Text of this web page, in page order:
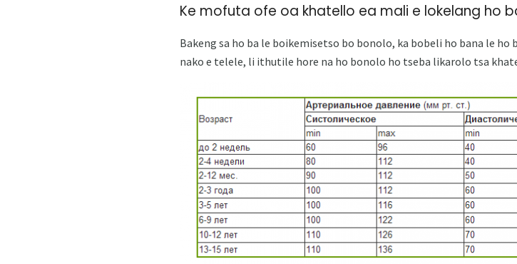
Ke mofuta ofe oa khatello ea mali e lokelang ho
Bakeng sa ho ba le boikemisetso bo bonolo, ka bobeli ho bana le
nako e telele, li ithutile hore na ho bonolo ho tseba likarolo tsa